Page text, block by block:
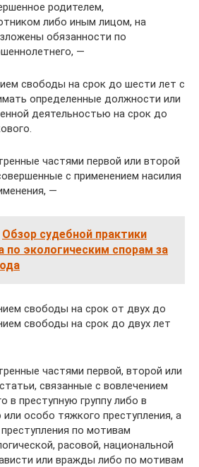
родителем,
либо иным лицом, на
обязанности по
—
свободы на срок до шести лет с
определенные должности или
деятельностью на срок до
частями первой или второй
с применением насилия
—
Обзор судебной практики
по экологическим спорам за
свободы на срок от двух до
свободы на срок до двух лет
частями первой, второй или
связанные с вовлечением
в преступную группу либо в
особо тяжкого преступления, а
по мотивам
расовой, национальной
или вражды либо по мотивам